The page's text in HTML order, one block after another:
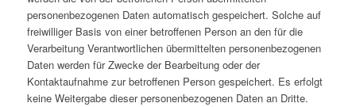
personenbezogenen Daten automatisch gespeichert. Solche auf
freiwilliger Basis von einer betroffenen Person an den für die
Verarbeitung Verantwortlichen übermittelten personenbezogenen
Daten werden für Zwecke der Bearbeitung oder der
Kontaktaufnahme zur betroffenen Person gespeichert. Es erfolgt
keine Weitergabe dieser personenbezogenen Daten an Dritte.